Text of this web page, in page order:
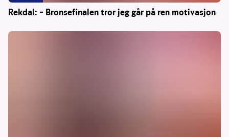
Rekdal: – Bronsefinalen tror jeg går på ren motivasjon